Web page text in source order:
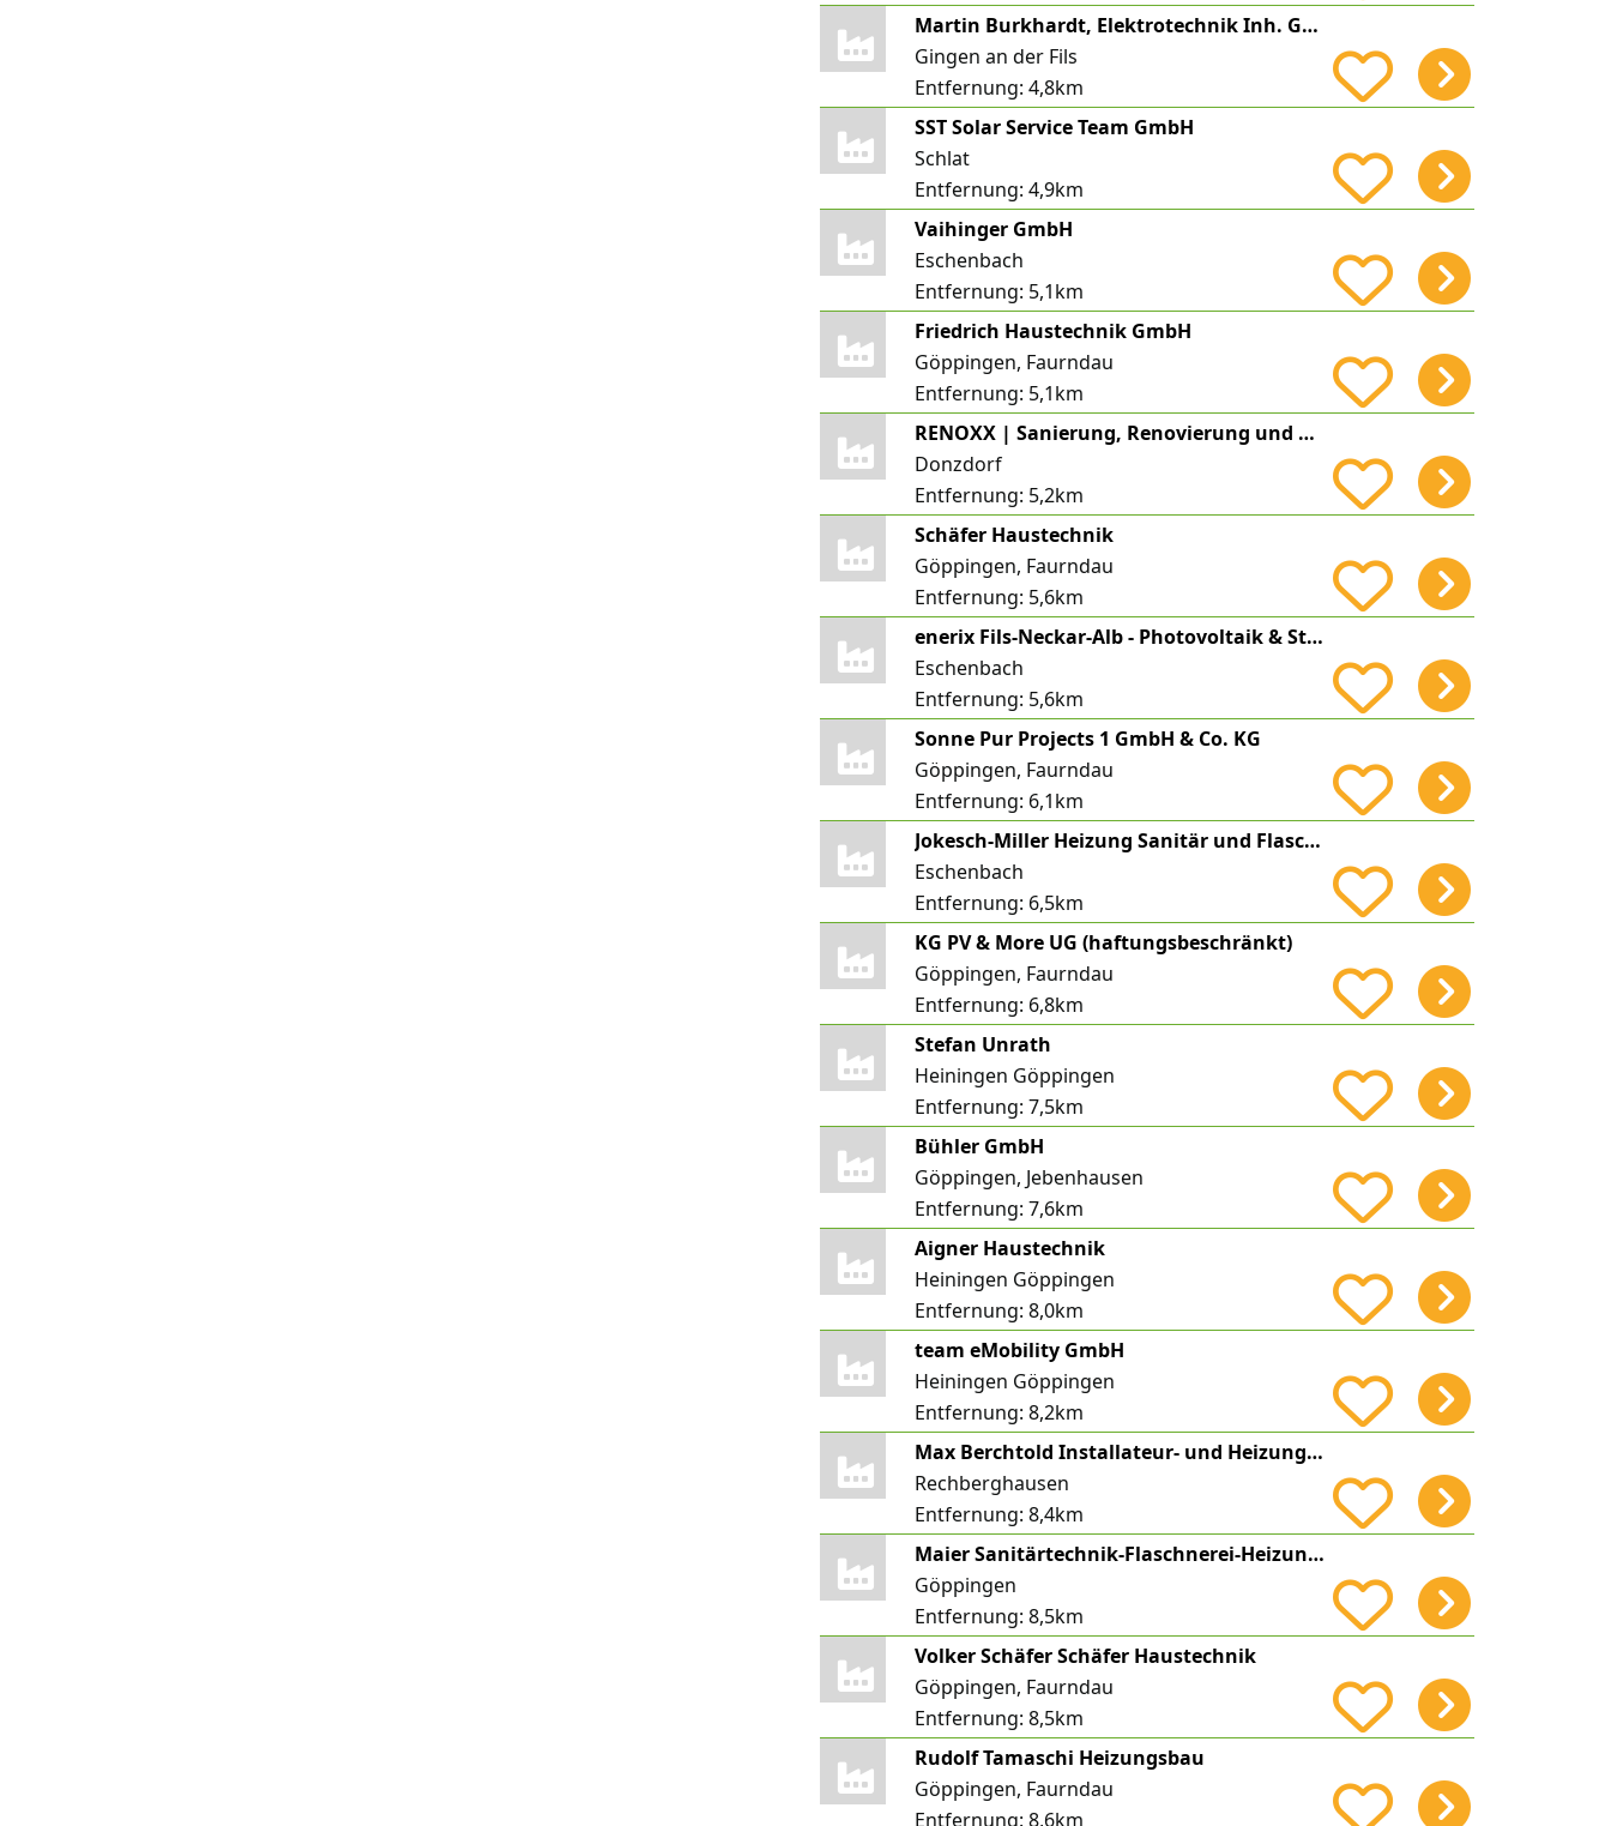
Martin Burkhardt, Elektrotechnik Inh. Gerd Bückle
Gingen an der Fils
Entfernung:4,8km
SST Solar Service Team GmbH
Schlat
Entfernung:4,9km
Vaihinger GmbH
Eschenbach
Entfernung: 5,1km
Friedrich Haustechnik GmbH
Göppingen, Faurndau
Entfernung: 5,1km
RENOXX | Sanierung, Renovierung und Modernisierung
Donzdorf
Entfernung: 5,2km
Schäfer Haustechnik
Göppingen, Faurndau
Entfernung: 5,6km
enerix Fils-Neckar-Alb - Photovoltaik & Stromspeicher
Eschenbach
Entfernung: 5,6km
Sonne Pur Projects 1 GmbH & Co. KG
Göppingen, Faurndau
Entfernung: 6,1km
Jokesch-Miller Heizung Sanitär und Flaschnerei
Eschenbach
Entfernung: 6,5km
KG PV & More UG (haftungsbeschränkt)
Göppingen, Faurndau
Entfernung: 6,8km
Stefan Unrath
Heiningen Göppingen
Entfernung:7,5km
Bühler GmbH
Göppingen, Jebenhausen
Entfernung:7,6km
Aigner Haustechnik
Heiningen Göppingen
Entfernung:8,0km
team eMobility GmbH
Heiningen Göppingen
Entfernung:8,2km
Max Berchtold Installateur- und Heizungsbaubetrieb
Rechberghausen
Entfernung:8,4km
Maier Sanitärtechnik-Flaschnerei-Heizung e.K. Inh. Andreas Hiller
Göppingen
Entfernung:8,5km
Volker Schäfer Schäfer Haustechnik
Göppingen, Faurndau
Entfernung:8,5km
Rudolf Tamaschi Heizungsbau
Göppingen, Faurndau
Entfernung:8,6km